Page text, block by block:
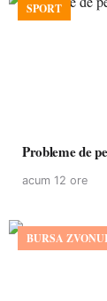
SPORT
Probleme de
acum 12 ore
BURSA